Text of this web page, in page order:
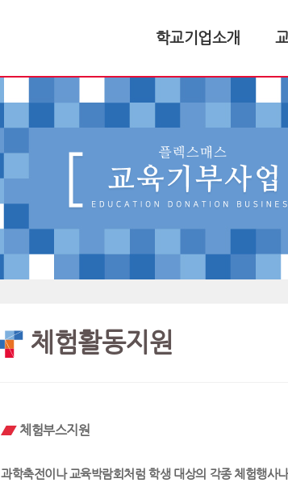
학교기업소개
체험활동지원
체험부스지원
과학축전이나 교육박람회처럼 학생 대상의 각종 체험행사